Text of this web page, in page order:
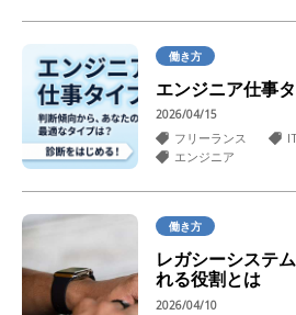
働き方
エンジニア仕事
2026/04/15
フリーランス
エンジニア
働き方
レガシーシステ
れる役割とは
2026/04/10